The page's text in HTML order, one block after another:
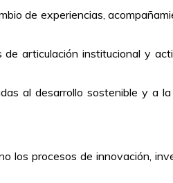
de experiencias,
articulación institucional y
al desarrollo sostenible y a
los procesos de innovación,